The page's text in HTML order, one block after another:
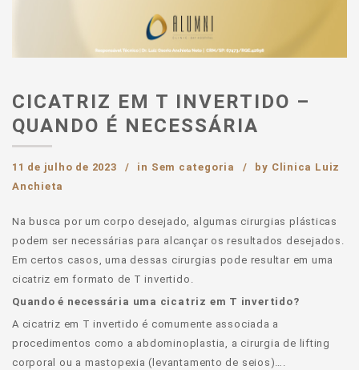
CICATRIZ EM T INVERTIDO –
QUANDO É NECESSÁRIA
11 de julho de 2023 in Sem categoria by Clinica Luiz
Anchieta
Na busca por um corpo desejado, algumas cirurgias plásticas
podem ser necessárias para alcançar os resultados desejados.
Em certos casos, uma dessas cirurgias pode resultar em uma
cicatriz em formato de T invertido.
Quando é necessária uma cicatriz em T invertido?
A cicatriz em T invertido é comumente associada a
procedimentos como a abdominoplastia, a cirurgia de lifting
corporal ou a mastopexia (levantamento de seios)….